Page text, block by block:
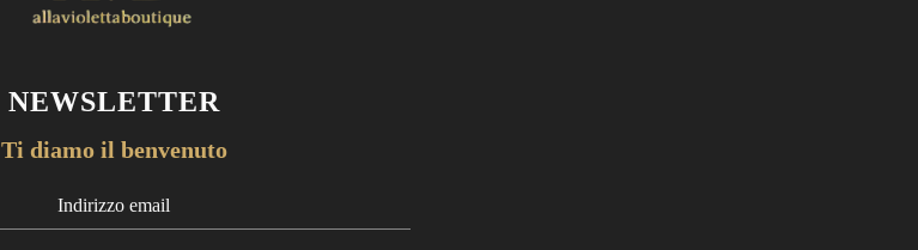
NEWSLETTER
Ti diamo il benvenuto